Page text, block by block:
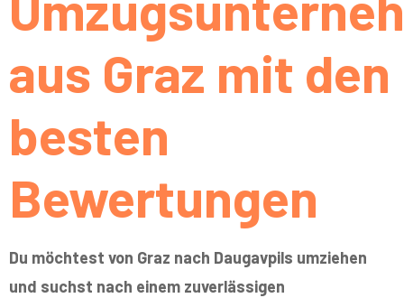
aus Graz mit den
besten
Bewertungen
Du möchtest von Graz nach Daugavpils umziehen
und suchst nach einem zuverlässigen